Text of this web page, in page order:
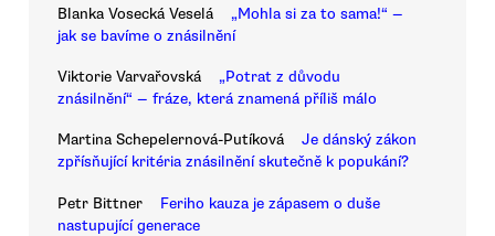
Blanka Vosecká Veselá
„Mohla si za to sama!“ —
jak se bavíme o znásilnění
Viktorie Varvařovská
„Potrat z důvodu
znásilnění“ — fráze, která znamená příliš málo
Martina Schepelernová-Putíková
Je dánský zákon
zpřísňující kritéria znásilnění skutečně k popukání?
Petr Bittner
Feriho kauza je zápasem o duše
nastupující generace